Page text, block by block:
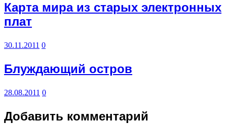
Карта мира из старых электронных
плат
30.11.2011 0
Блуждающий остров
28.08.2011 0
Добавить комментарий